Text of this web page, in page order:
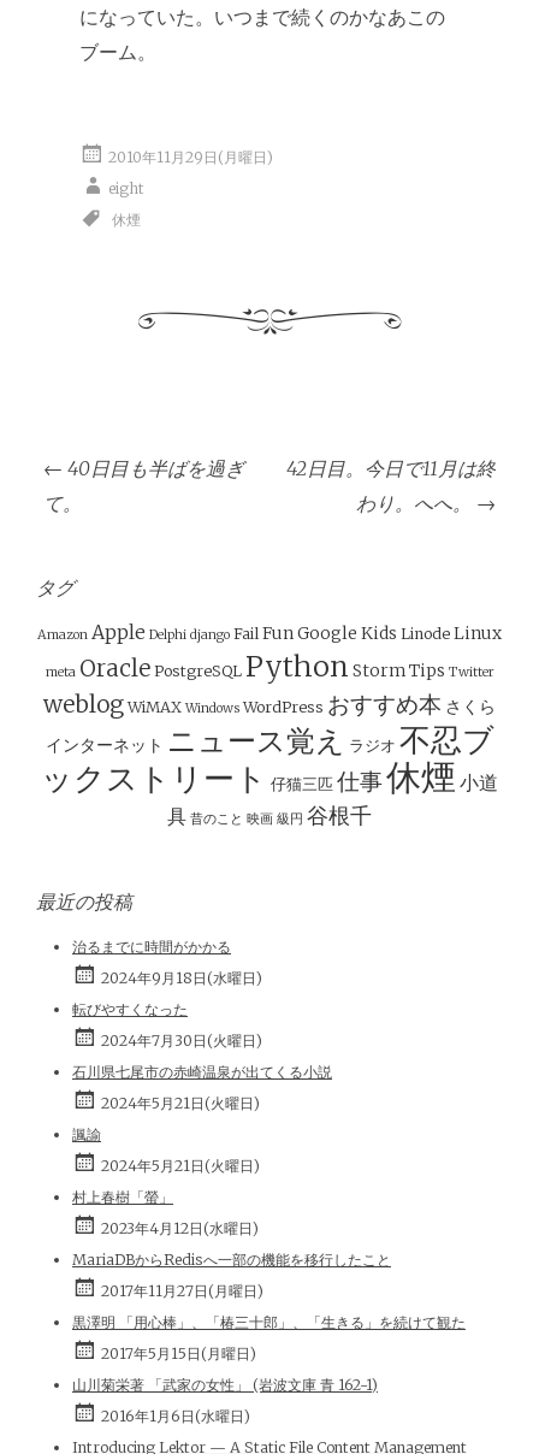
になっていた。いつまで続くのかなあこの
ブーム。
2010年11月29日(月曜日)
eight
休煙
投
稿
ナ
ビ
ゲ
ー
シ
ョ
ン
← 40日目も半ばを過ぎ
て。
42日目。今日で11月は終
わり。へへ。 →
タグ
Amazon Apple Delphi django Fail FunGoogle Kids Linode Linux
meta Oracle PostgreSQL Python StormTips Twitter
weblog WiMAX Windows WordPress おすすめ本 さくら
インターネット ニュース覚え ラジオ 不忍ブ
ックストリート
仔猫三匹 仕事休煙 小道
具 昔のこと 映画 級円 谷根千
最近の投稿
治るまでに時間がかかる
2024年9月18日(水曜日)
転びやすくなった
2024年7月30日(火曜日)
石川県七尾市の赤崎温泉が出てくる小説
2024年5月21日(火曜日)
諷諭
2024年5月21日(火曜日)
村上春樹「螢」
2023年4月12日(水曜日)
MariaDBからRedisへ一部の機能を移行したこと
2017年11月27日(月曜日)
黒澤明 「用心棒」、「椿三十郎」、「生きる」を続けて観た
2017年5月15日(月曜日)
山川菊栄著 「武家の女性」 (岩波文庫 青 162-1)
2016年1月6日(水曜日)
Introducing Lektor — A Static File Content Management